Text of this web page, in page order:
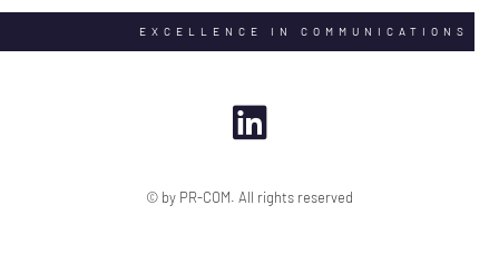
EXCELLENCE IN COMMUNICATIONS
© by PR-COM. All rights reserved